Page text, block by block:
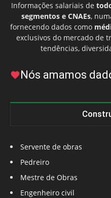
Informações salariais de
segmentos e CNAEs,
fornecendo dados como
exclusivos do mercado de
tendências,
Nós amamos
Servente de obras
Pedreiro
Mestre de Obras
Engenheiro civil